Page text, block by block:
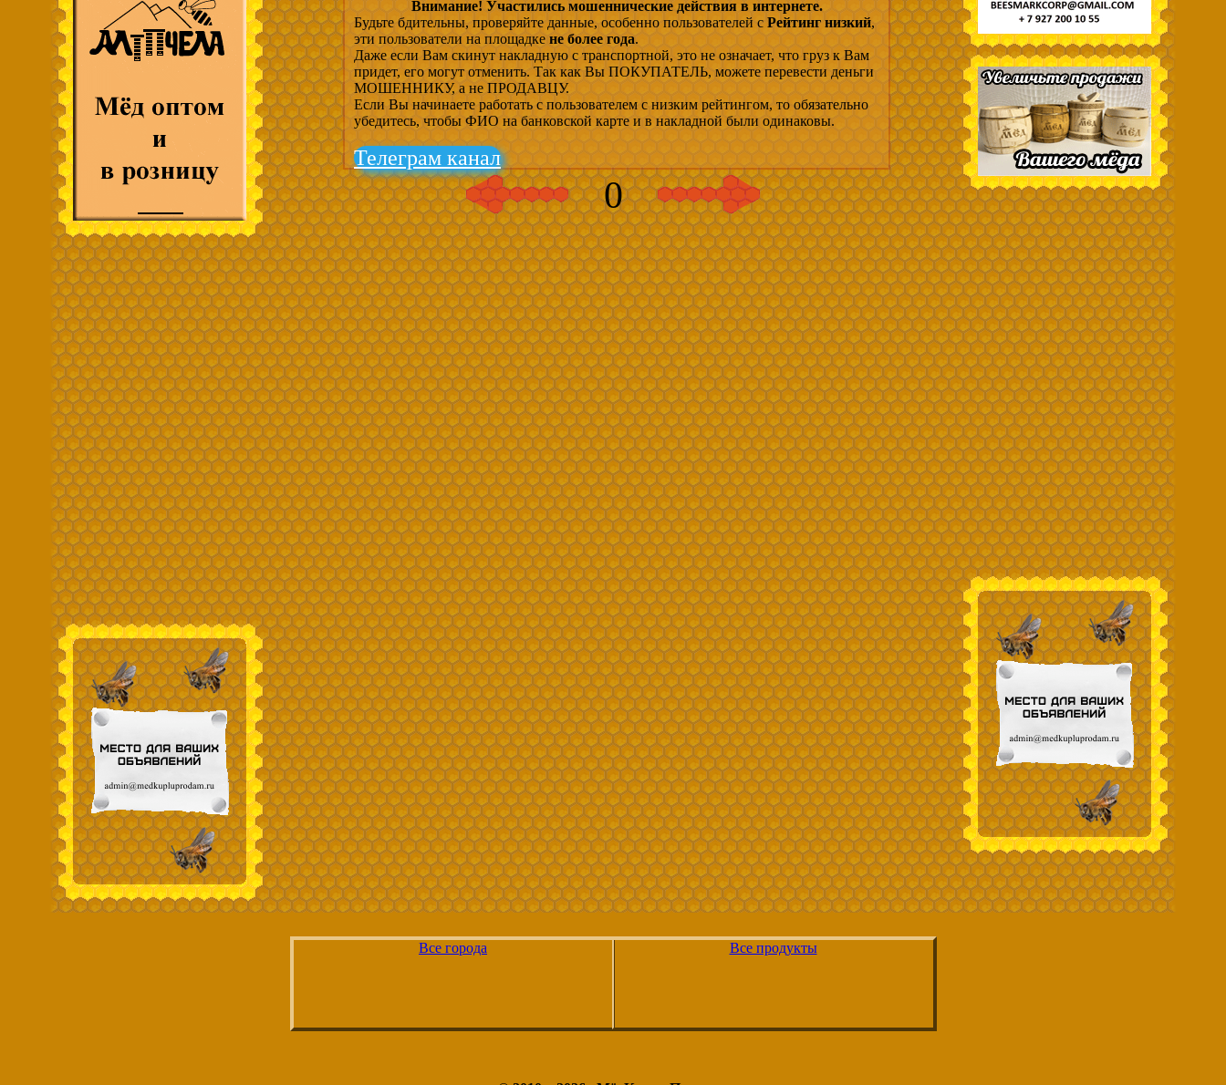
Внимание! Участились мошеннические действия в интернете.
Будьте бдительны, проверяйте данные, особенно пользователей с Рейтинг низкий,
эти пользователи на площадке не более года.
Даже если Вам скинут накладную с транспортной, это не означает, что груз к Вам
придет, его могут отменить. Так как Вы ПОКУПАТЕЛЬ, можете перевести деньги
МОШЕННИКУ, а не ПРОДАВЦУ.
Если Вы начинаете работать с пользователем с низким рейтингом, то обязательно
убедитесь, чтобы ФИО на банковской карте и в накладной были одинаковы.
Телеграм канал
0
Все города Все продукты